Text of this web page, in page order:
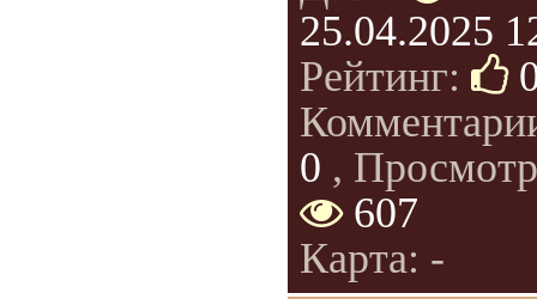
25.04.2025
Рейтинг:
0 ,
607
Карта: -